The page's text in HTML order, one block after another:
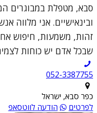
סבא, מטפלת במבוגרים
ובינאישיים. אני מלווה
זהות, משמעות, חיפוש
שבכל אדם יש כוחות
052-3387755
כפר סבא, ישראל
לפרטים
הודעה לווטסאפ